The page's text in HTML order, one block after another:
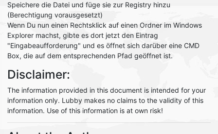
Speichere die Datei und füge sie zur Registry hinzu
(Berechtigung vorausgesetzt)
Wenn Du nun einen Rechtsklick auf einen Ordner im Windows
Explorer machst, gibte es dort jetzt den Eintrag
"Eingabeaufforderung" und es öffnet sich darüber eine CMD
Box, die auf dem entsprechenden Pfad geöffnet ist.
Disclaimer:
The information provided in this document is intended for your
information only. Lubby makes no claims to the validity of this
information. Use of this information is at own risk!